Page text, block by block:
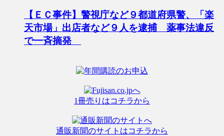
【ＥＣ事件】警視庁など９都道府県警、「楽
天市場」出店者など９人を逮捕 薬事法違反
で一斉摘発
1冊売りはコチラから
通販新聞のサイトはコチラから